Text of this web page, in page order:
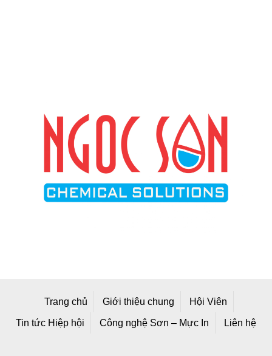
Trang chủ Giới thiệu chung Hội Viên
Tin tức Hiệp hội Công nghệ Sơn – Mực In Liên hệ